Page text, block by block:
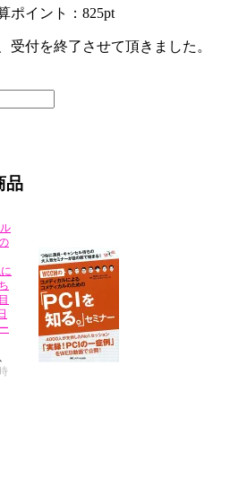
イント： 825pt
受付を終了させて頂きました。
品